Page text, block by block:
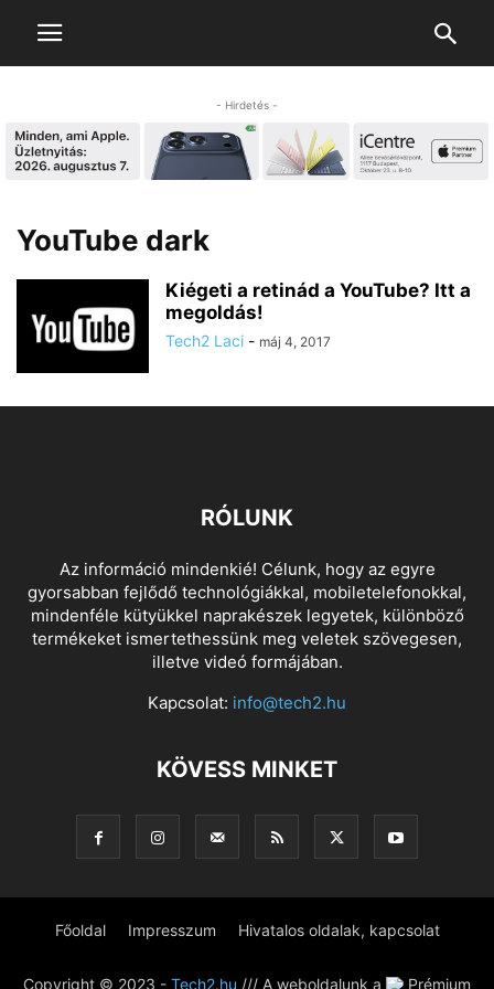
- Hirdetés -
YouTube dark
Kiégeti a retinád a YouTube? Itt a
megoldás!
Tech2 Laci - máj 4, 2017
RÓLUNK
Az információ mindenkié! Célunk, hogy az egyre
gyorsabban fejlődő technológiákkal, mobiletelefonokkal,
mindenféle kütyükkel naprakészek legyetek, különböző
termékeket ismertethessünk meg veletek szövegesen,
illetve videó formájában.
Kapcsolat: info@tech2.hu
KÖVESS MINKET
Főoldal Impresszum Hivatalos oldalak, kapcsolat
Copyright © 2023 - Tech2.hu /// A weboldalunk a Prémium